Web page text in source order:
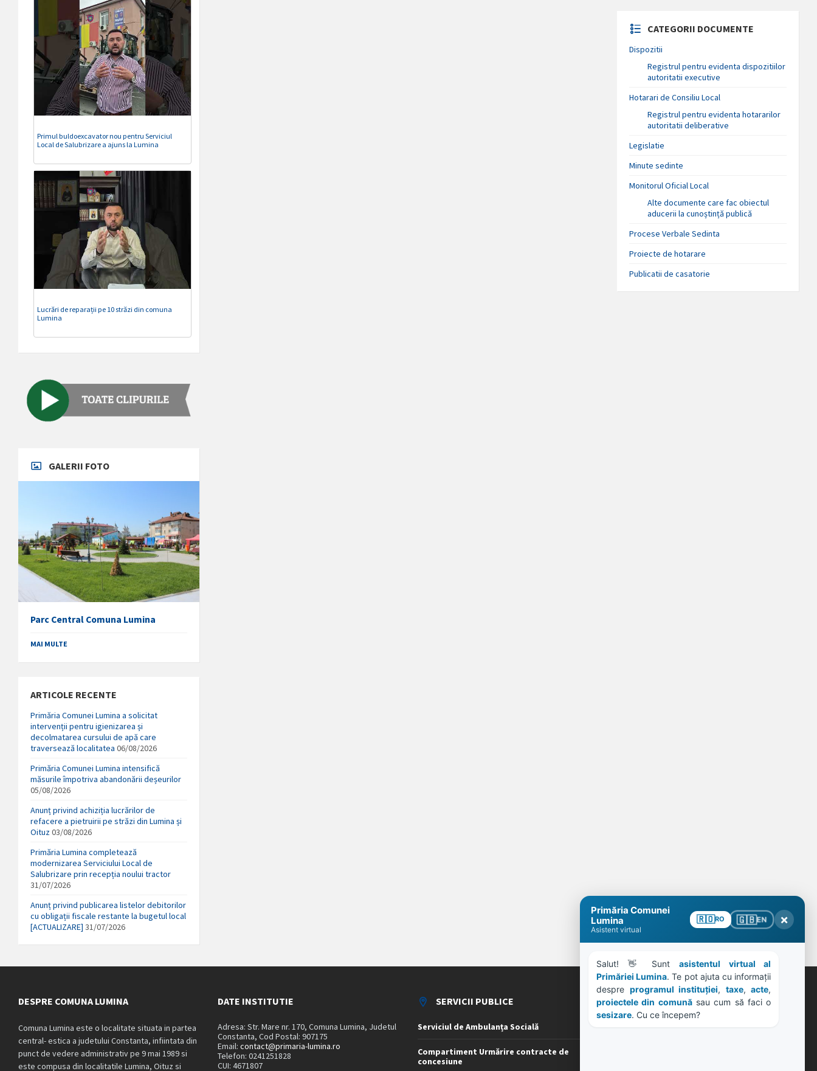
Primul buldoexcavator nou pentru Serviciul
Local de Salubrizare a ajuns la Lumina
Lucrări de reparații pe 10 străzi din comuna
Lumina
GALERII FOTO
Parc Central Comuna Lumina
MAI MULTE
ARTICOLE RECENTE
Primăria Comunei Lumina a solicitat
intervenții pentru igienizarea și
decolmatarea cursului de apă care
traversează localitatea 06/08/2026
Primăria Comunei Lumina intensifică
măsurile împotriva abandonării deșeurilor
05/08/2026
Anunț privind achiziția lucrărilor de
refacere a pietruirii pe străzi din Lumina și
Oituz03/08/2026
Primăria Lumina completează
modernizarea Serviciului Local de
Salubrizare prin recepția noului tractor
31/07/2026
Anunț privind publicarea listelor debitorilor
cu obligații fiscale restante la bugetul local
[ACTUALIZARE] 31/07/2026
CATEGORII DOCUMENTE
Dispozitii
Registrul pentru evidenta dispozitiilor
autoritatii executive
Hotarari de Consiliu Local
Registrul pentru evidenta hotararilor
autoritatii deliberative
Legislatie
Minute sedinte
Monitorul Oficial Local
Alte documente care fac obiectul
aducerii la cunoștință publică
Procese Verbale Sedinta
Proiecte de hotarare
Publicatii de casatorie
DESPRE COMUNA LUMINA
Comuna Lumina este o localitate situata in partea
central- estica a judetului Constanta, infiintata din
punct de vedere administrativ pe 9 mai 1989 si
este compusa din localitatile Lumina, Oituz si
DATE INSTITUTIE
Adresa: Str. Mare nr. 170, Comuna Lumina, Judetul
Constanta, Cod Postal: 907175
Email:contact@primaria-lumina.ro
Telefon: 0241251828
CUI: 4671807
SERVICII PUBLICE
Serviciul de Ambulanța Socială
Compartiment Urmărire contracte de
concesiune
ORE DE LUCRU
Primăria Comunei
Lumina
Asistent virtual
🇷🇴RO 🇬🇧EN ×
Salut! 👋 Sunt asistentul virtual al
Primăriei Lumina. Te pot ajuta cu informații
despre programul instituției, taxe, acte
proiectele din comună
sesizare. Cu ce începem?